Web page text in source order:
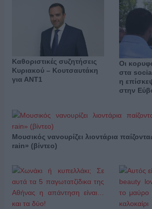
Καθοριστικές συζητήσεις
Κυριακού – Κουτσαυτάκη
για ΑΝΤ1
Οι
στα
η
στην
Μουσικός νανουρίζει λιοντάρια
rain» (βίντεο)